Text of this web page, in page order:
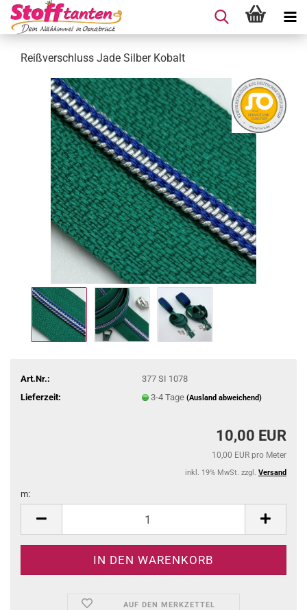
Reißverschluss Jade Silber Kobalt
Art.Nr.:
377 SI 1078
Lieferzeit:
3-4 Tage (Ausland abweichend)
10,00 EUR
10,00 EUR pro Meter
inkl. 19% MwSt. zzgl. Versand
m:
AUF DEN MERKZETTEL